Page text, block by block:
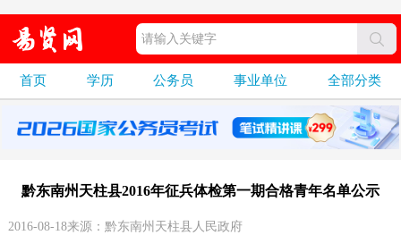
首页 学历 公务员 事业单位 全部分类
黔东南州天柱县2016年征兵体检第一期合格青年名单公示
2016-08-18来源：黔东南州天柱县人民政府